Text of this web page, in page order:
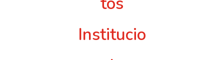
Institucio